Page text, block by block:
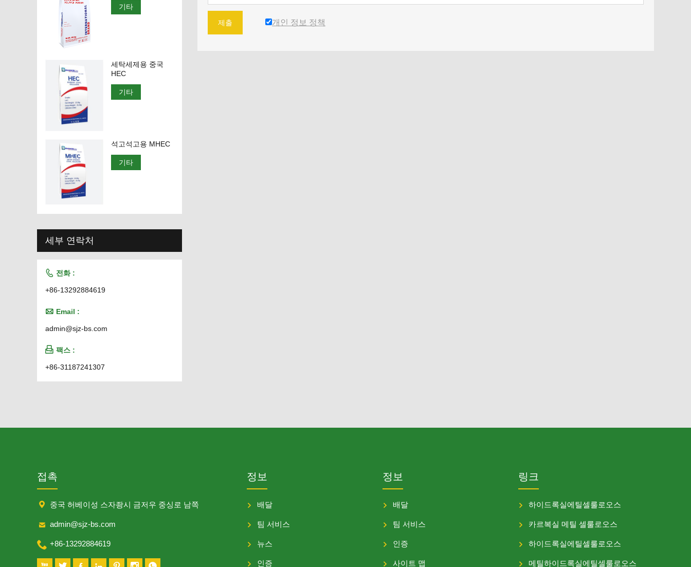
제출 개인 정보 정책
기타
세탁세제용 중국
HEC
기타
석고석고용 MHEC
기타
세부 연락처
 전화 :
+86-13292884619
 Email :
admin@sjz-bs.com
 팩스 :
+86-31187241307
접촉
 중국 허베이성 스자좡시 금저우 중싱로 남쪽
 admin@sjz-bs.com
 +86-13292884619
정보
배달
팀 서비스
뉴스
인증
정보
배달
팀 서비스
인증
사이트 맵
링크
하이드록실에틸셀룰로오스
카르복실 메틸 셀룰로오스
하이드록실에틸셀룰로오스
메틸하이드록실에틸셀룰로오스